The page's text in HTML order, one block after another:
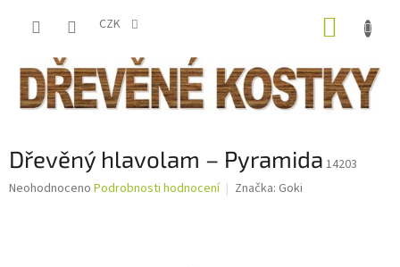
CZK
Dřevěný hlavolam – Pyramida 14203
Průměrné
Neohodnoceno Podrobnosti hodnocení Značka: Goki